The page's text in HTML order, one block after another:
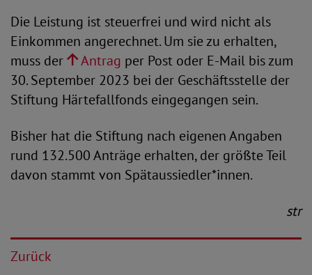
Die Leistung ist steuerfrei und wird nicht als
Einkommen angerechnet. Um sie zu erhalten,
muss der
Antrag per Post oder E-Mail bis zum
30. September 2023 bei der Geschäftsstelle der
Stiftung Härtefallfonds eingegangen sein.
Bisher hat die Stiftung nach eigenen Angaben
rund 132.500 Anträge erhalten, der größte Teil
davon stammt von Spätaussiedler*innen.
str
Zurück